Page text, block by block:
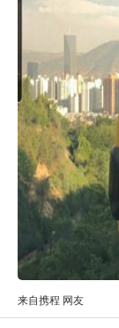
来自携程 网友